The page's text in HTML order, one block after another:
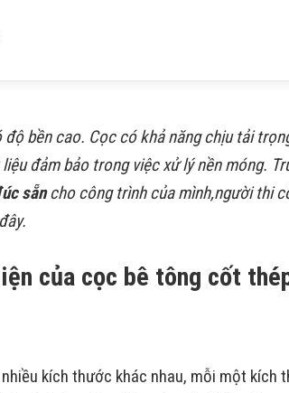
bền cao. Cọc có khả năng chịu tải
đảm bảo trong việc xử lý nền móng.
sẵncho công trình của mình,người thi
của cọc bê tông cốt
kích thước khác nhau, mỗi một kích